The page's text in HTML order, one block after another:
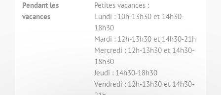
Pendant les
vacances
Petites vacances :
Lundi : 10h-13h30 et 14h30-
18h30
Mardi : 12h-13h30 et 14h30-21h
Mercredi : 12h-13h30 et 14h30-
18h30
Jeudi : 14h30-18h30
Vendredi : 12h-13h30 et 14h30-